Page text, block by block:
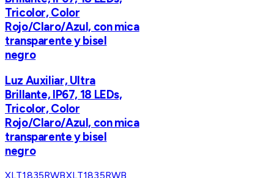
Tricolor, Color
Rojo/Claro/Azul, con mica
transparente y bisel
negro
Luz Auxiliar, Ultra
Brillante, IP67, 18 LEDs,
Tricolor, Color
Rojo/Claro/Azul, con mica
transparente y bisel
negro
XLT1835RWBXLT1835RWB